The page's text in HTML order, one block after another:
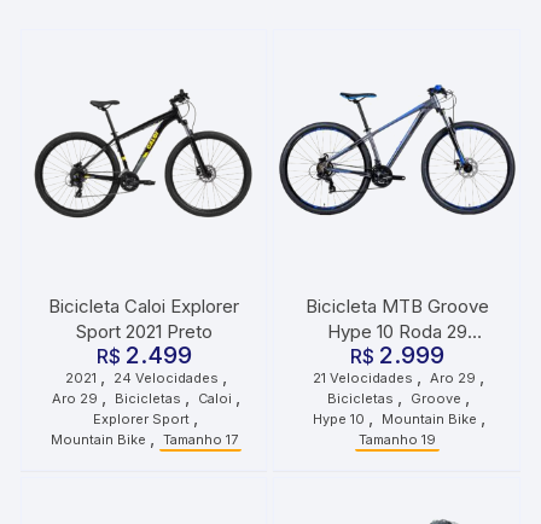
Bicicleta Caloi Explorer
Sport 2021 Preto
R$ 2.499
2021 24 Velocidades
Aro 29 Bicicletas Caloi
Explorer Sport
Mountain Bike Tamanho 17
Bicicleta MTB Groove
Hype 10 Roda 29
Tamanho 19 21
Velocidades Grafite Azul
Preto
R$ 2.999
21 Velocidades Aro 29
Bicicletas Groove
Hype 10 Mountain Bike
Tamanho 19